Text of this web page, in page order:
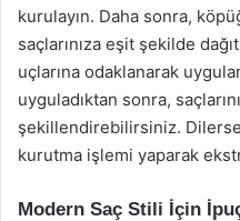
kurulayın. Daha sonra,
saçlarınıza eşit şekilde
uçlarına odaklanarak
uyguladıktan sonra,
şekillendirebilirsiniz.
kurutma işlemi yaparak
Modern Saç Stili İçin